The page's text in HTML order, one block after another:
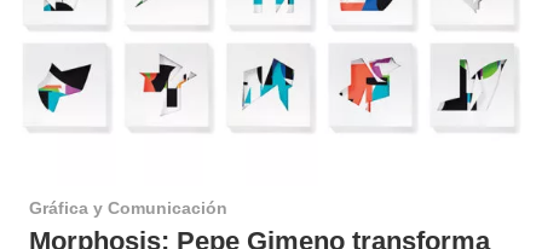
Gráfica y Comunicación
Morphosis: Pepe Gimeno transforma